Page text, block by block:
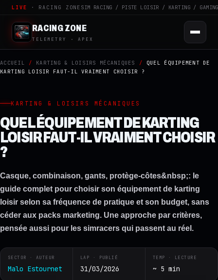
LIVE · RACING ZONE SIM RACING / PISTE LOISIR / KARTING / GAMING
RACING ZONE
TELEMETRY · APEX
ACCUEIL / KARTING & LOISIRS MÉCANIQUES /
QUEL ÉQUIPEMENT DE
KARTING LOISIR FAUT-IL VRAIMENT CHOISIR ?
KARTING & LOISIRS MÉCANIQUES
QUEL ÉQUIPEMENT DE KARTING
LOISIR FAUT-IL VRAIMENT CHOISIR
?
Casque, combinaison, gants, protège-côtes&nbsp;: le
guide complet pour choisir son équipement de karting
loisir selon sa fréquence de pratique et son budget, sans
céder aux packs marketing. Une approche par critères,
pensée aussi pour les simracers qui passent au réel.
SECTOR · AUTEUR
Malo Estournet
LAP · PUBLIÉ
31/03/2026
TEMP · LECTURE
~ 5 min